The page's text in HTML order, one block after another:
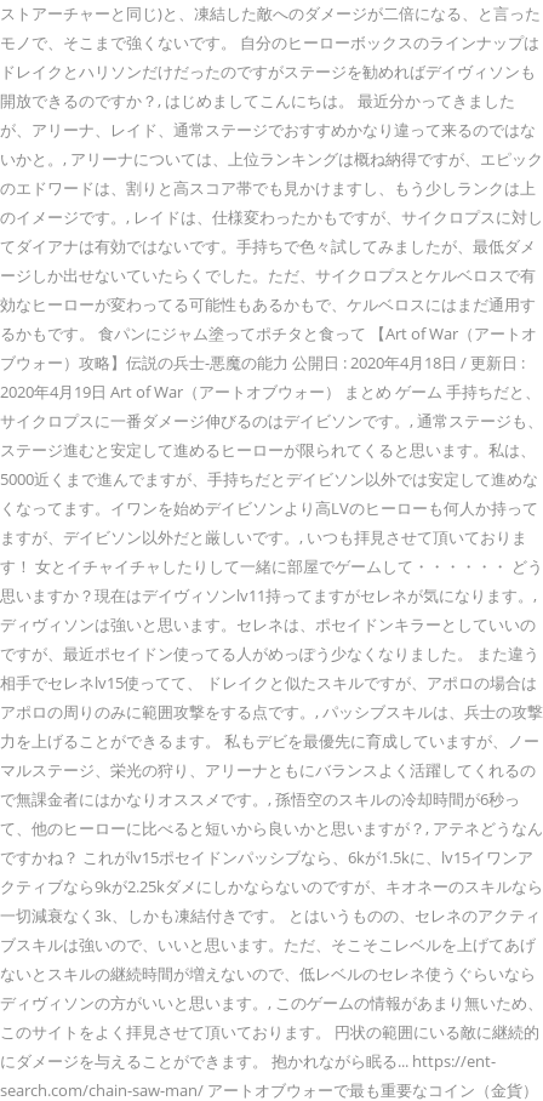
ストアーチャーと同じ)と、凍結した敵へのダメージが二倍になる、と言った
モノで、そこまで強くないです。 自分のヒーローボックスのラインナップは
ドレイクとハリソンだけだったのですがステージを勧めればデイヴィソンも
開放できるのですか？, はじめましてこんにちは。 最近分かってきました
が、アリーナ、レイド、通常ステージでおすすめかなり違って来るのではな
いかと。, アリーナについては、上位ランキングは概ね納得ですが、エピック
のエドワードは、割りと高スコア帯でも見かけますし、もう少しランクは上
のイメージです。, レイドは、仕様変わったかもですが、サイクロプスに対し
てダイアナは有効ではないです。手持ちで色々試してみましたが、最低ダメ
ージしか出せないていたらくでした。ただ、サイクロプスとケルベロスで有
効なヒーローが変わってる可能性もあるかもで、ケルベロスにはまだ通用す
るかもです。 食パンにジャム塗ってポチタと食って 【Art of War（アートオ
ブウォー）攻略】伝説の兵士-悪魔の能力 公開日 : 2020年4月18日 / 更新日 :
2020年4月19日 Art of War（アートオブウォー） まとめ ゲーム 手持ちだと、
サイクロプスに一番ダメージ伸びるのはデイビソンです。, 通常ステージも、
ステージ進むと安定して進めるヒーローが限られてくると思います。私は、
5000近くまで進んでますが、手持ちだとデイビソン以外では安定して進めな
くなってます。イワンを始めデイビソンより高LVのヒーローも何人か持って
ますが、デイビソン以外だと厳しいです。, いつも拝見させて頂いておりま
す！ 女とイチャイチャしたりして一緒に部屋でゲームして・・・・・・ どう
思いますか？現在はデイヴィソンlv11持ってますがセレネが気になります。,
ディヴィソンは強いと思います。セレネは、ポセイドンキラーとしていいの
ですが、最近ポセイドン使ってる人がめっぽう少なくなりました。 また違う
相手でセレネlv15使ってて、 ドレイクと似たスキルですが、アポロの場合は
アポロの周りのみに範囲攻撃をする点です。, パッシブスキルは、兵士の攻撃
力を上げることができるます。 私もデビを最優先に育成していますが、ノー
マルステージ、栄光の狩り、アリーナともにバランスよく活躍してくれるの
で無課金者にはかなりオススメです。, 孫悟空のスキルの冷却時間が6秒っ
て、他のヒーローに比べると短いから良いかと思いますが？, アテネどうなん
ですかね？ これがlv15ポセイドンパッシブなら、6kが1.5kに、lv15イワンア
クティブなら9kが2.25kダメにしかならないのですが、キオネーのスキルなら
一切減衰なく3k、しかも凍結付きです。 とはいうものの、セレネのアクティ
ブスキルは強いので、いいと思います。ただ、そこそこレベルを上げてあげ
ないとスキルの継続時間が増えないので、低レベルのセレネ使うぐらいなら
ディヴィソンの方がいいと思います。, このゲームの情報があまり無いため、
このサイトをよく拝見させて頂いております。 円状の範囲にいる敵に継続的
にダメージを与えることができます。 抱かれながら眠る... https://ent-
search.com/chain-saw-man/ アートオブウォーで最も重要なコイン（金貨）